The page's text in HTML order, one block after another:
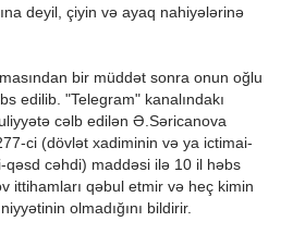
deyil, çiyin və ayaq nahiyələrinə
bir müddət sonra onun oğlu
edilib. "Telegram" kanalındakı
cəlb edilən Ə.Səricanova
ci (dövlət xadiminin və ya ictimai-
qəsd cəhdi) maddəsi ilə 10 il həbs
ittihamları qəbul etmir və heç kimin
olmadığını bildirir.